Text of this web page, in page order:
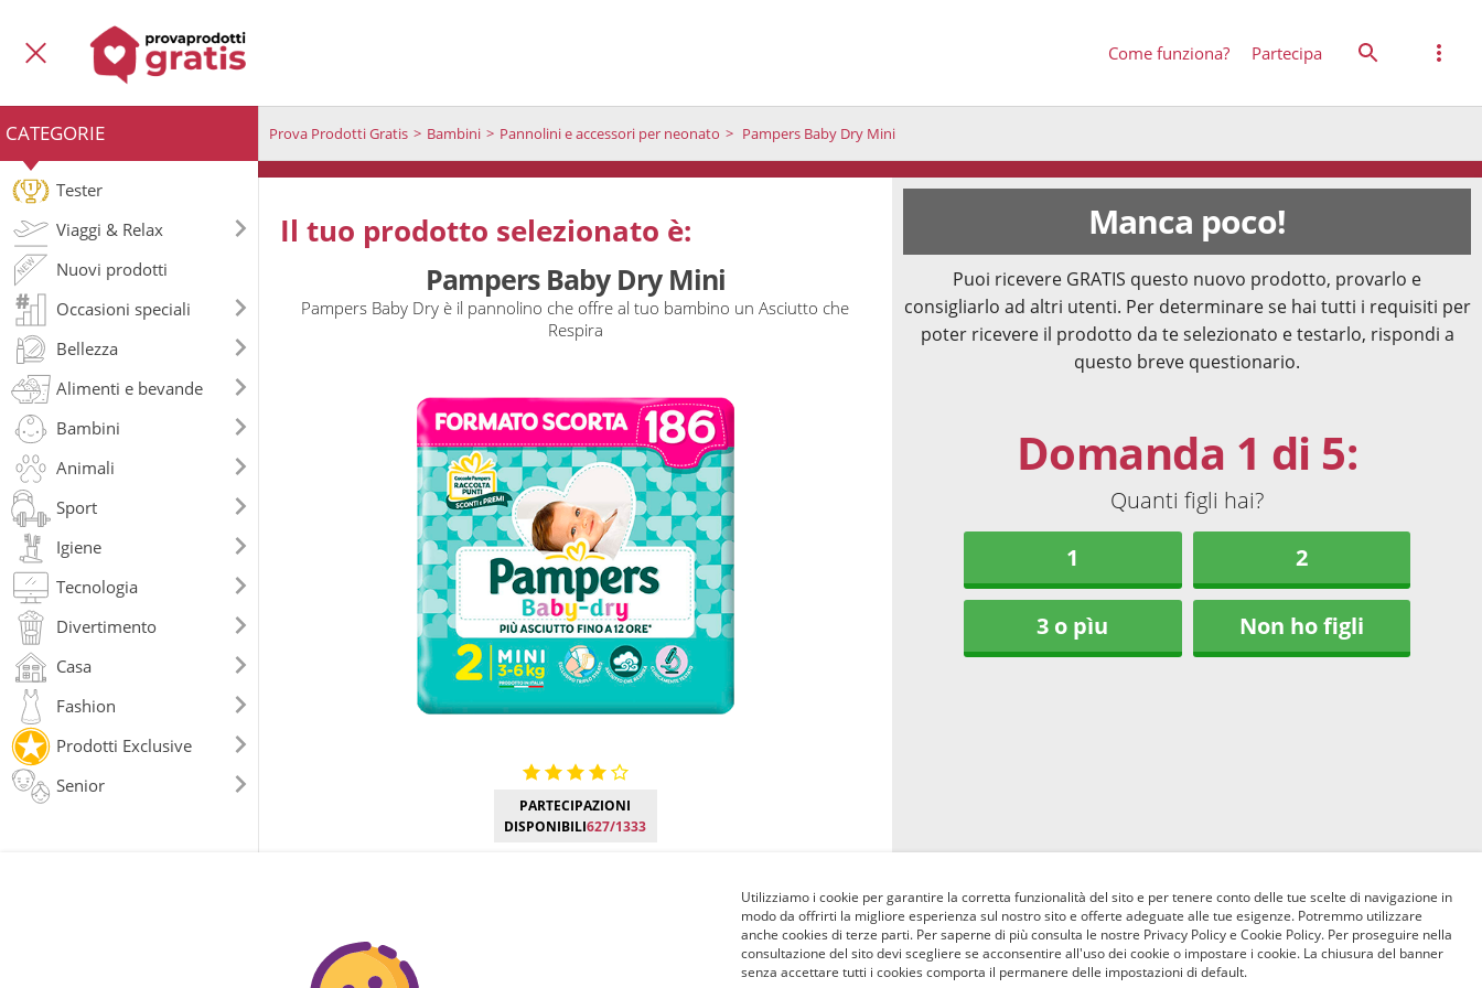
Come funziona? Partecipa
CATEGORIE
Tester
Viaggi & Relax
Nuovi prodotti
Occasioni speciali
Bellezza
Alimenti e bevande
Bambini
Animali
Sport
Igiene
Tecnologia
Divertimento
Casa
Fashion
Prodotti Exclusive
Senior
Prova Prodotti Gratis Bambini Pannolini e accessori per neonato Pampers Baby Dry Mini
Il tuo prodotto selezionato è:
Pampers Baby Dry Mini
Pampers Baby Dry è il pannolino che offre al tuo bambino un Asciutto che
Respira
PARTECIPAZIONI
DISPONIBILI627/1333
Manca poco!
Puoi ricevere GRATIS questo nuovo prodotto, provarlo e
consigliarlo ad altri utenti. Per determinare se hai tutti i requisiti per
poter ricevere il prodotto da te selezionato e testarlo, rispondi a
questo breve questionario.
Domanda 1 di 5:
Quanti figli hai?
1
2
3 o pìu Non ho figli
Utilizziamo i cookie per garantire la corretta funzionalità del sito e per tenere conto delle tue scelte di navigazione in
modo da offrirti la migliore esperienza sul nostro sito e offerte adeguate alle tue esigenze. Potremmo utilizzare
anche cookies di terze parti. Per saperne di più consulta le nostre Privacy Policy e Cookie Policy. Per proseguire nella
consultazione del sito devi scegliere se acconsentire all'uso dei cookie o impostare i cookie. La chiusura del banner
senza accettare tutti i cookies comporta il permanere delle impostazioni di default.